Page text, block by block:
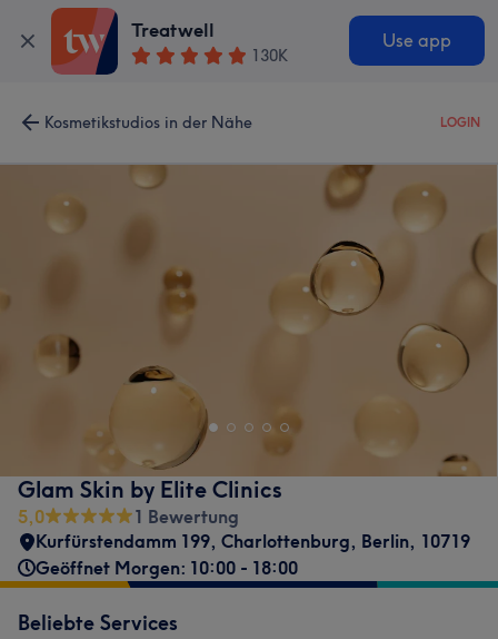
Treatwell
130K
Use app
Kosmetikstudios in der Nähe LOGIN
Glam Skin by Elite Clinics
5,0
1 Bewertung
Kurfürstendamm 199, Charlottenburg, Berlin, 10719
Geöffnet Morgen: 10:00 - 18:00
Beliebte Services